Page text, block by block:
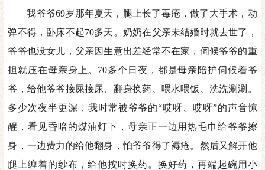
我爷爷69岁那年夏天，腿上长了毒疮，做了大手术，动
弹不得，卧床不起70多天。奶奶在父亲未结婚时就去世了，
爷爷也没女儿，父亲因生意出差经常不在家，伺候爷爷的重
担就压在母亲身上。 70多个日夜，都是母亲陪护伺候着爷
爷，给他爷爷接屎接尿、翻身换药、喂水喂饭、洗洗涮涮。
多少次夜半更深，我时常被爷爷的“哎呀、哎呀”的声音惊
醒，看见昏暗的煤油灯下，母亲正一边用热毛巾给爷爷擦
身，一边费力的给他翻身，怕爷爷得了褥疮。然后又解开他
腿上缠着的纱布，给他按时换药。换好药，再端起碗用小